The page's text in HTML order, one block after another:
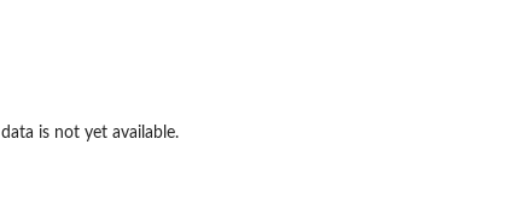
is not yet available.